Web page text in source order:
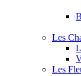
Les
Les